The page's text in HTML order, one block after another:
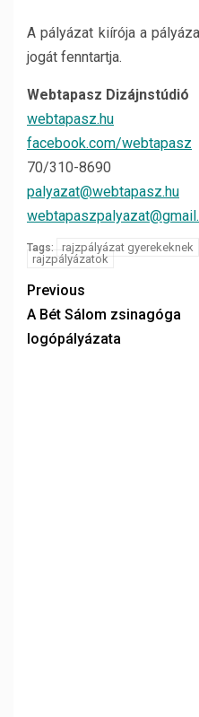
A pályázat kiírója a
jogát fenntartja.
Webtapasz Dizájnstúdió
webtapasz.hu
facebook.com/webtapasz
70/310-8690
palyazat@webtapasz.hu
Tags: rajzpályázat gyerekeknek
rajzpályázatok
Previous
A Bét Sálom zsinagóga
logópályázata